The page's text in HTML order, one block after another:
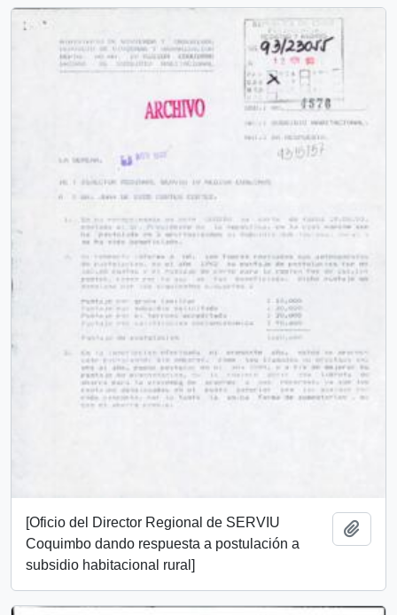
[Oficio del Director Regional de SERVIU
Coquimbo dando respuesta a postulación a
subsidio habitacional rural]